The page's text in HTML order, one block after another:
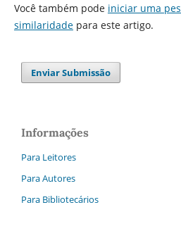
Você também pode iniciar uma
similaridadepara este artigo.
Enviar Submissão
Informações
Para Leitores
Para Autores
Para Bibliotecários